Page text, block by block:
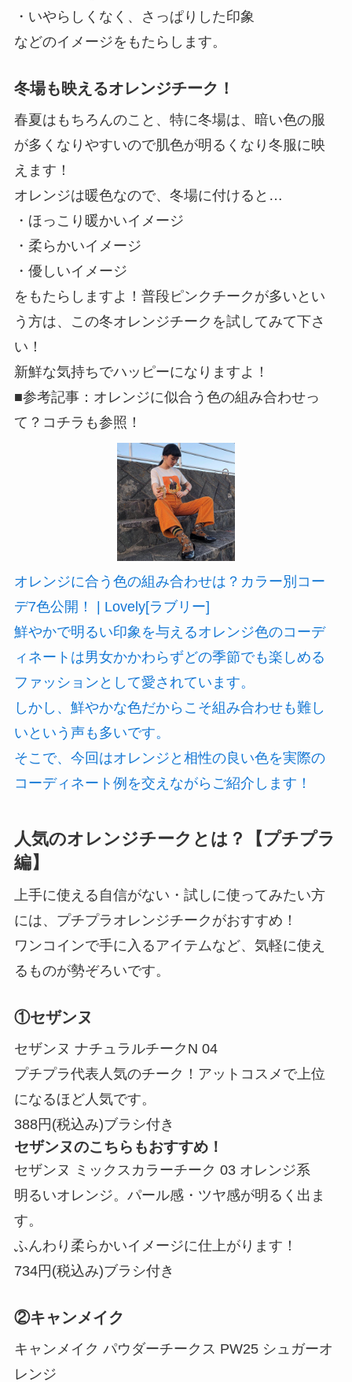
・いやらしくなく、さっぱりした印象
などのイメージをもたらします。
冬場も映えるオレンジチーク！
春夏はもちろんのこと、特に冬場は、暗い色の服
が多くなりやすいので肌色が明るくなり冬服に映
えます！
オレンジは暖色なので、冬場に付けると…
・ほっこり暖かいイメージ
・柔らかいイメージ
・優しいイメージ
をもたらしますよ！普段ピンクチークが多いとい
う方は、この冬オレンジチークを試してみて下さ
い！
新鮮な気持ちでハッピーになりますよ！
■参考記事：オレンジに似合う色の組み合わせっ
て？コチラも参照！
オレンジに合う色の組み合わせは？カラー別コー
デ7色公開！ | Lovely[ラブリー]
鮮やかで明るい印象を与えるオレンジ色のコーデ
ィネートは男女かかわらずどの季節でも楽しめる
ファッションとして愛されています。
しかし、鮮やかな色だからこそ組み合わせも難し
いという声も多いです。
そこで、今回はオレンジと相性の良い色を実際の
コーディネート例を交えながらご紹介します！
人気のオレンジチークとは？【プチプラ
編】
上手に使える自信がない・試しに使ってみたい方
には、プチプラオレンジチークがおすすめ！
ワンコインで手に入るアイテムなど、気軽に使え
るものが勢ぞろいです。
①セザンヌ
セザンヌ ナチュラルチークN 04
プチプラ代表人気のチーク！アットコスメで上位
になるほど人気です。
388円(税込み)ブラシ付き
セザンヌのこちらもおすすめ！
セザンヌ ミックスカラーチーク 03 オレンジ系
明るいオレンジ。パール感・ツヤ感が明るく出ま
す。
ふんわり柔らかいイメージに仕上がります！
734円(税込み)ブラシ付き
②キャンメイク
キャンメイク パウダーチークス PW25 シュガーオ
レンジ